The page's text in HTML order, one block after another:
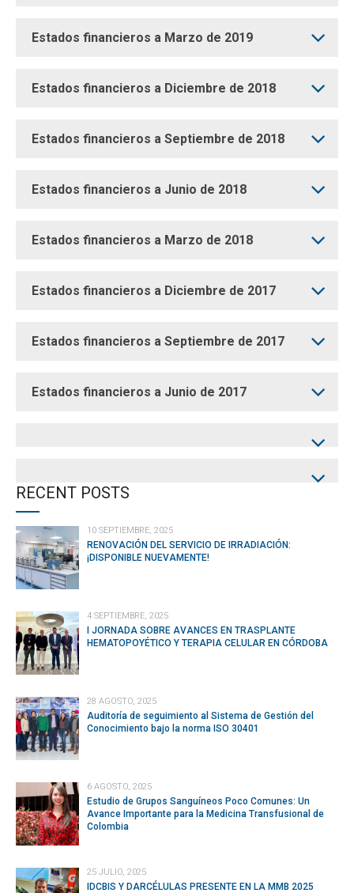
Estados financieros a Marzo de 2019
Estados financieros a Diciembre de 2018
Estados financieros a Septiembre de 2018
Estados financieros a Junio de 2018
Estados financieros a Marzo de 2018
Estados financieros a Diciembre de 2017
Estados financieros a Septiembre de 2017
Estados financieros a Junio de 2017
RECENT POSTS
10 SEPTIEMBRE, 2025
RENOVACIÓN DEL SERVICIO DE IRRADIACIÓN:
¡DISPONIBLE NUEVAMENTE!
4 SEPTIEMBRE, 2025
I JORNADA SOBRE AVANCES EN TRASPLANTE
HEMATOPOYÉTICO Y TERAPIA CELULAR EN CÓRDOBA
28 AGOSTO, 2025
Auditoría de seguimiento al Sistema de Gestión del
Conocimiento bajo la norma ISO 30401
6 AGOSTO, 2025
Estudio de Grupos Sanguíneos Poco Comunes: Un
Avance Importante para la Medicina Transfusional de
Colombia
25 JULIO, 2025
IDCBIS Y DARCÉLULAS PRESENTE EN LA MMB 2025